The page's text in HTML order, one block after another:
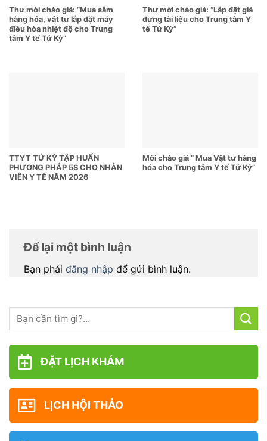
Thư mời chào giá: “Mua sắm
hàng hóa, vật tư lắp đặt máy
điều hòa nhiệt độ cho Trung
tâm Y tế Tứ Kỳ”
Thư mời chào giá: “Lắp đặt giá
đựng tài liệu cho Trung tâm Y
tế Tứ Kỳ”
TTYT TỨ KỲ TẬP HUẤN
PHƯƠNG PHÁP 5S CHO NHÂN
VIÊN Y TẾ NĂM 2026
Mời chào giá ” Mua Vật tư hàng
hóa cho Trung tâm Y tế Tứ Kỳ”
Để lại một bình luận
Bạn phải đăng nhập để gửi bình luận.
ĐẶT LỊCH KHÁM
LỊCH HỘI THẢO